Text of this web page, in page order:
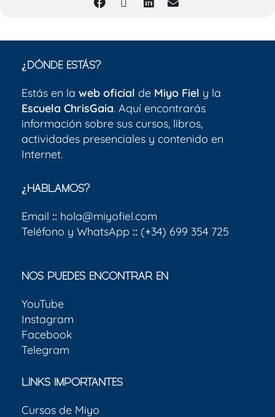
¿DÓNDE ESTÁS?
Estás en la web oficial de Miyo Fiel y la
Escuela ChrisGaia. Aquí encontrarás
información sobre sus cursos, libros,
actividades presenciales y contenido en
Internet.
¿HABLAMOS?
Email :: hola@miyofiel.com
Teléfono y WhatsApp :: (+34) 699 354 725
NOS PUEDES ENCONTRAR EN
YouTube
Instagram
Facebook
Telegram
LINKS IMPORTANTES
Cursos de Miyo